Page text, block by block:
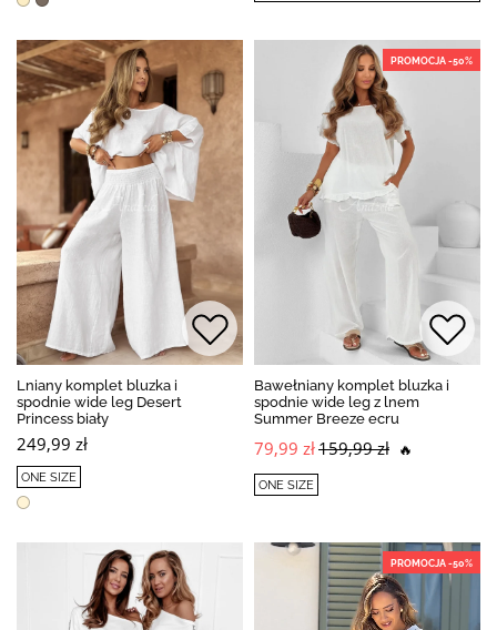
Lniany komplet bluzka i
spodnie wide leg Desert
Princess biały
249,99 zł
ONE SIZE
PROMOCJA -50%
Bawełniany komplet bluzka i
spodnie wide leg z lnem
Summer Breeze ecru
79,99 zł159,99 zł 🔥
ONE SIZE
PROMOCJA -50%